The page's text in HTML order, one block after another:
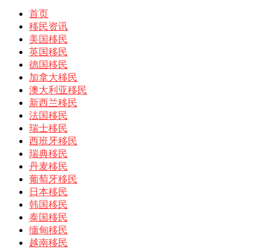
首页
移民资讯
美国移民
英国移民
德国移民
加拿大移民
澳大利亚移民
新西兰移民
法国移民
瑞士移民
西班牙移民
瑞典移民
丹麦移民
葡萄牙移民
日本移民
韩国移民
泰国移民
缅甸移民
越南移民